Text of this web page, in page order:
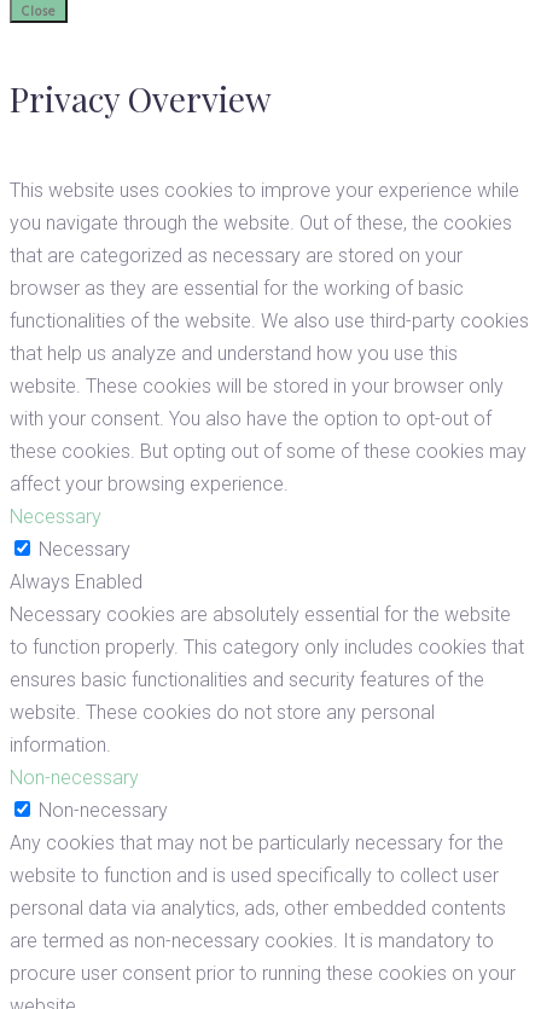
Close
Privacy Overview
This website uses cookies to improve your experience while
you navigate through the website. Out of these, the cookies
that are categorized as necessary are stored on your
browser as they are essential for the working of basic
functionalities of the website. We also use third-party cookies
that help us analyze and understand how you use this
website. These cookies will be stored in your browser only
with your consent. You also have the option to opt-out of
these cookies. But opting out of some of these cookies may
affect your browsing experience.
Necessary
Necessary
Always Enabled
Necessary cookies are absolutely essential for the website
to function properly. This category only includes cookies that
ensures basic functionalities and security features of the
website. These cookies do not store any personal
information.
Non-necessary
Non-necessary
Any cookies that may not be particularly necessary for the
website to function and is used specifically to collect user
personal data via analytics, ads, other embedded contents
are termed as non-necessary cookies. It is mandatory to
procure user consent prior to running these cookies on your